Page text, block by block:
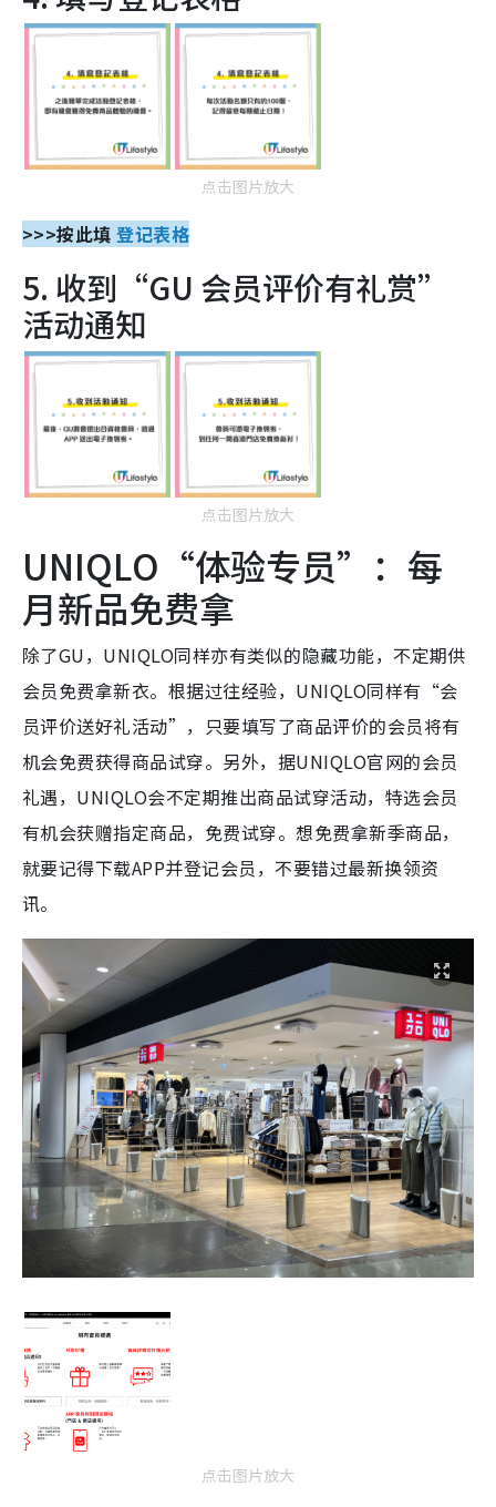
点击图片放大
>>>按此填登记表格
5. 收到“GU 会员评价有礼赏”
活动通知
点击图片放大
UNIQLO“体验专员”：每
月新品免费拿
除了GU，UNIQLO同样亦有类似的隐藏功能，不定期供
会员免费拿新衣。根据过往经验，UNIQLO同样有“会
员评价送好礼活动”，只要填写了商品评价的会员将有
机会免费获得商品试穿。另外，据UNIQLO官网的会员
礼遇，UNIQLO会不定期推出商品试穿活动，特选会员
有机会获赠指定商品，免费试穿。想免费拿新季商品，
就要记得下载APP并登记会员，不要错过最新换领资
讯。
点击图片放大